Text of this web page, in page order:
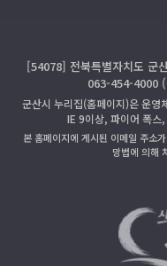
[54078] 전북특별자치도 군
063-454-4000
군산시 누리집(홈페이지)은 운
IE 9이상, 파이어 폭스
본 홈페이지에 게시된 이메일 주소
망법에 의해